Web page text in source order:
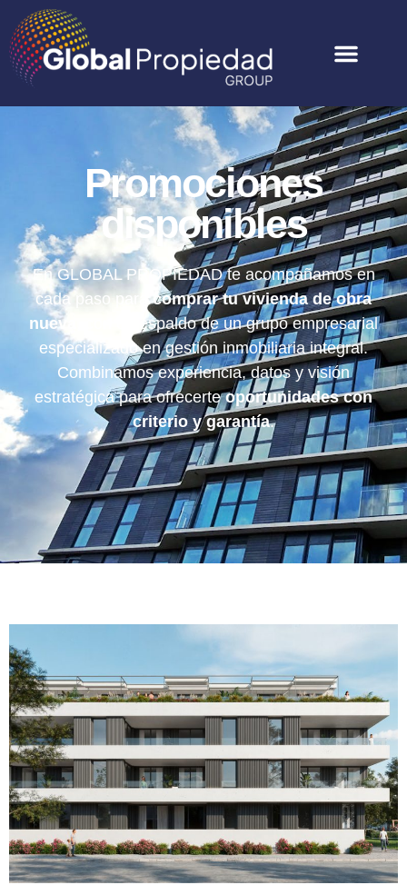
Promociones
disponibles
En GLOBAL PROPIEDAD te acompañamos en
cada paso paracomprar tu vivienda de obra
nueva
, con el respaldo de un grupo empresarial
especializado en gestión inmobiliaria integral.
Combinamos experiencia, datos y visión
estratégica para ofrecerteoportunidades con
criterio y garantía.